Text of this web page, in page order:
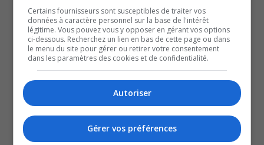
publique pendant les fêtes, elle le sera au retour du
congé au début de l’année 2023.
QUESTION DU JOUR
Commentaires
SOUTENIR NOS MÉDIAS, C’EST PROTÉGER NOTRE
Certains fournisseurs sont susceptibles de traiter vos
données à caractère personnel sur la base de l'intérêt
légitime. Vous pouvez vous y opposer en gérant vos options
ci-dessous. Recherchez un lien en bas de cette page ou dans
le menu du site pour gérer ou retirer votre consentement
dans les paramètres des cookies et de confidentialité.
Autoriser
Gérer vos préférences